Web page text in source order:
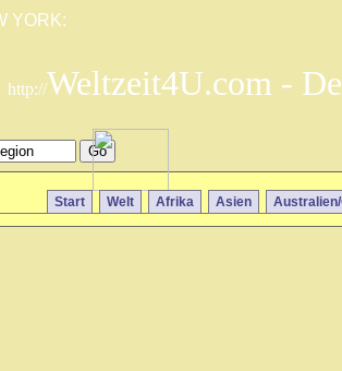
YORK:
http://Weltzeit4U.com -
Start Welt Afrika Asien